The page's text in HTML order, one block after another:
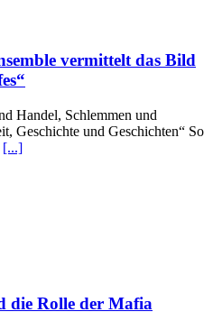
vermittelt das Bild
Handel, Schlemmen und
Geschichte und Geschichten“ So
[...]
die Rolle der Mafia